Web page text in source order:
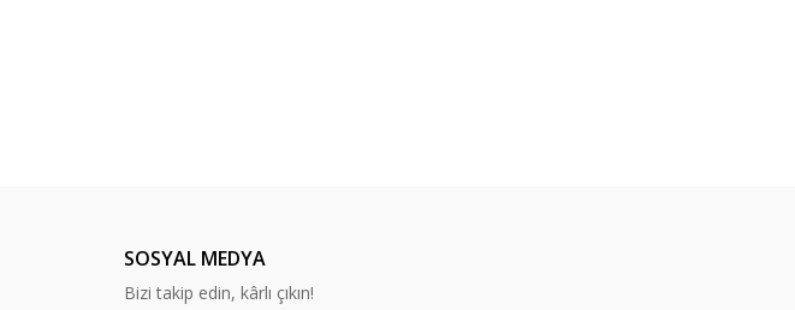
SOSYAL MEDYA
Bizi takip edin, kârlı çıkın!